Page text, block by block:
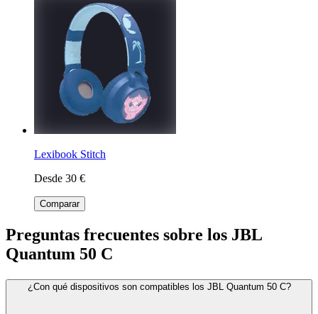
Lexibook Stitch
Desde 30 €
Comparar
Preguntas frecuentes sobre los JBL
Quantum 50 C
¿Con qué dispositivos son compatibles los JBL Quantum 50 C?